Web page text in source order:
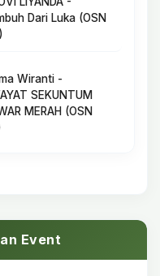
Dari Luka (OSN
Wiranti -
SEKUNTUM
MERAH (OSN
Event